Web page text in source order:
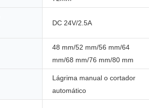
DC 24V/2.5A
48 mm/52 mm/56 mm/64
mm/68 mm/76 mm/80 mm
Lágrima manual o cortador
automático